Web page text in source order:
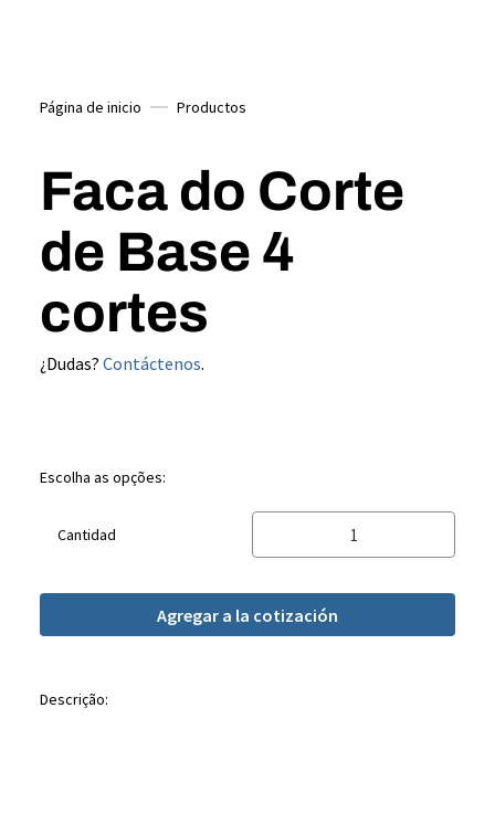
Agregar a la cotización
Cantidad
Escolha as opções:
Descrição:
Página de inicio Productos
Faca do Corte
de Base 4
cortes
¿Dudas? Contáctenos.